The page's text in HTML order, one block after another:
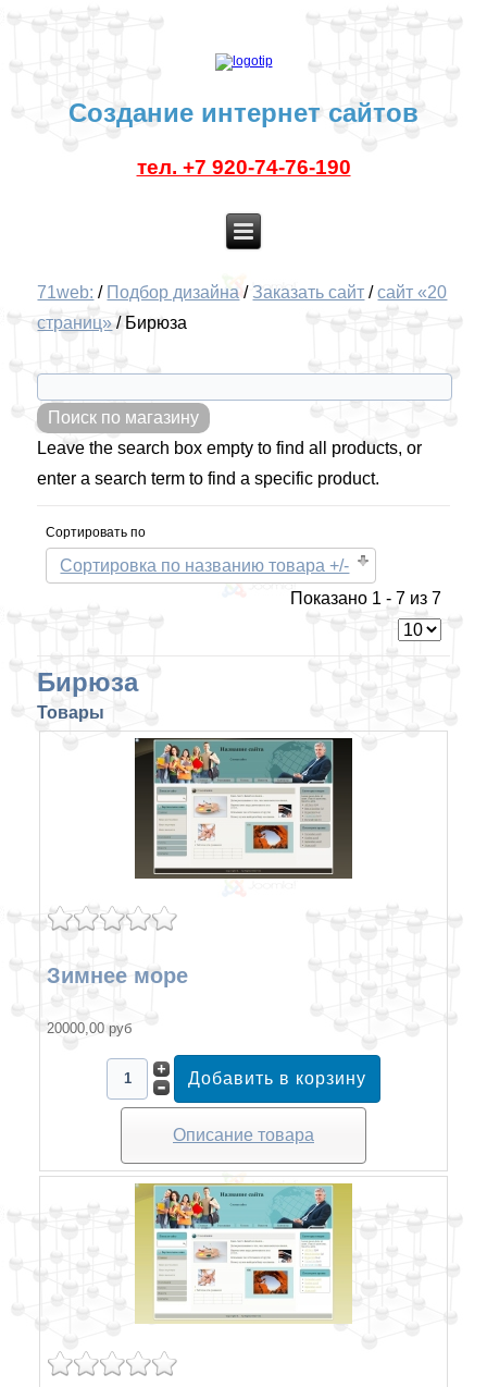
Создание интернет сайтов
тел. +7 920-74-76-190
71web: / Подбор дизайна / Заказать сайт /сайт «20
страниц»/ Бирюза
Leave the search box empty to find all products, or
enter a search term to find a specific product.
Сортировать по
Сортировка по названию товара +/-
Показано 1 - 7 из 7
Бирюза
Товары
Зимнее море
20000,00 руб
Описание товара